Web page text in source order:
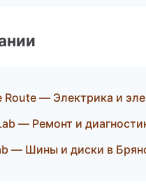
Route — Электрика и
— Ремонт и
— Шины и диски в